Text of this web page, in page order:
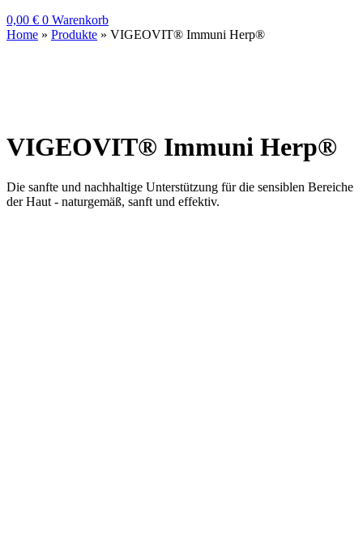
0,00 € 0 Warenkorb
Home » Produkte » VIGEOVIT® Immuni Herp®
VIGEOVIT® Immuni Herp®
Die sanfte und nachhaltige Unterstützung für die sensiblen Bereiche
der Haut - naturgemäß, sanft und effektiv.